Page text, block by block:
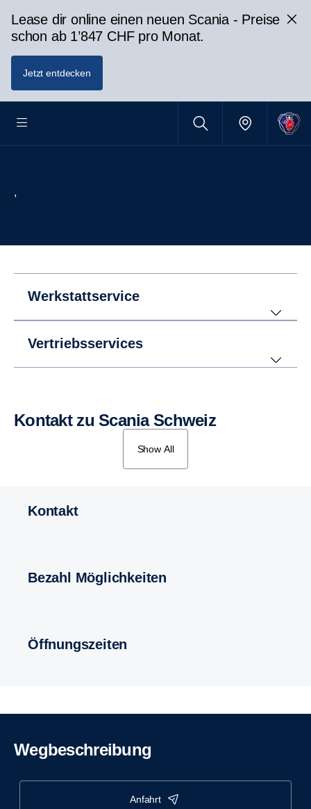
Lease dir online einen neuen Scania - Preise
schon ab 1’847 CHF pro Monat.
Jetzt entdecken
,
Werkstattservice
Vertriebsservices
Kontakt zu Scania Schweiz
Show All
Kontakt
Bezahl Möglichkeiten
Öffnungszeiten
Wegbeschreibung
anfahrt